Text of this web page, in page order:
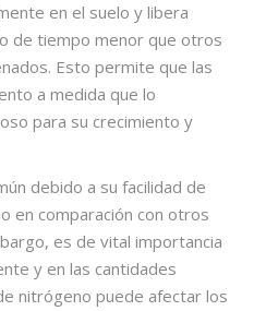
en el suelo y libera
de tiempo menor que otros
Esto permite que las
a medida que lo
para su crecimiento y
debido a su facilidad de
en comparación con otros
es de vital importancia
y en las cantidades
nitrógeno puede afectar los